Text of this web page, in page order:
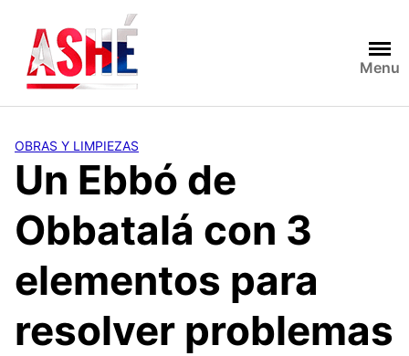
contenido
Menu
OBRAS Y LIMPIEZAS
Un Ebbó de
Obbatalá con 3
elementos para
resolver problemas